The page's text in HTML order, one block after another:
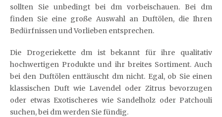
sollten Sie unbedingt bei dm vorbeischauen. Bei dm
finden Sie eine große Auswahl an Duftölen, die Ihren
Bedürfnissen und Vorlieben entsprechen.
Die Drogeriekette dm ist bekannt für ihre qualitativ
hochwertigen Produkte und ihr breites Sortiment. Auch
bei den Duftölen enttäuscht dm nicht. Egal, ob Sie einen
klassischen Duft wie Lavendel oder Zitrus bevorzugen
oder etwas Exotischeres wie Sandelholz oder Patchouli
suchen, bei dm werden Sie fündig.